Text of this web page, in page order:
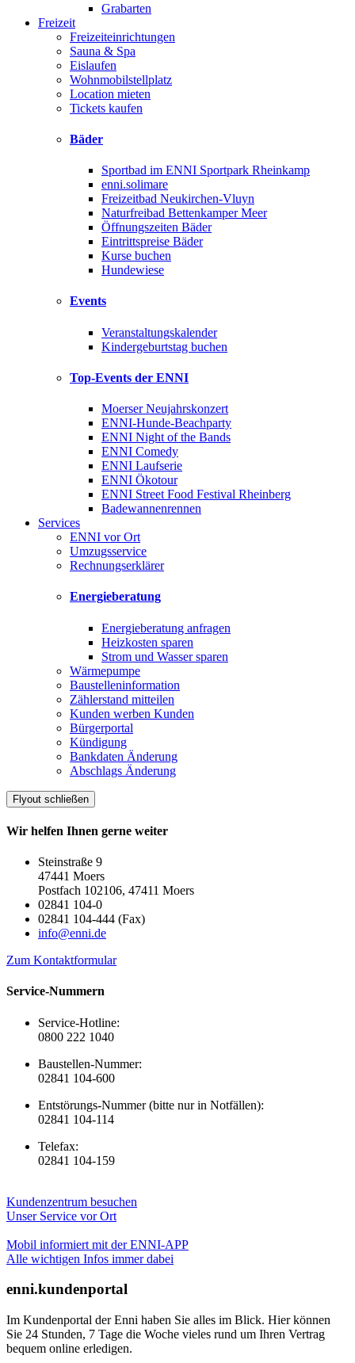
Grabarten
Freizeit
Freizeiteinrichtungen
Sauna & Spa
Eislaufen
Wohnmobilstellplatz
Location mieten
Tickets kaufen
Bäder
Sportbad im ENNI Sportpark Rheinkamp
enni.solimare
Freizeitbad Neukirchen-Vluyn
Naturfreibad Bettenkamper Meer
Öffnungszeiten Bäder
Eintrittspreise Bäder
Kurse buchen
Hundewiese
Events
Veranstaltungskalender
Kindergeburtstag buchen
Top-Events der ENNI
Moerser Neujahrskonzert
ENNI-Hunde-Beachparty
ENNI Night of the Bands
ENNI Comedy
ENNI Laufserie
ENNI Ökotour
ENNI Street Food Festival Rheinberg
Badewannenrennen
Services
ENNI vor Ort
Umzugsservice
Rechnungserklärer
Energieberatung
Energieberatung anfragen
Heizkosten sparen
Strom und Wasser sparen
Wärmepumpe
Baustelleninformation
Zählerstand mitteilen
Kunden werben Kunden
Bürgerportal
Kündigung
Bankdaten Änderung
Abschlags Änderung
Flyout schließen
Wir helfen Ihnen gerne weiter
Steinstraße 9
47441 Moers
Postfach 102106, 47411 Moers
02841 104-0
02841 104-444 (Fax)
info@enni.de
Zum Kontaktformular
Service-Nummern
Service-Hotline:
0800 222 1040
Baustellen-Nummer:
02841 104-600
Entstörungs-Nummer (bitte nur in Notfällen):
02841 104-114
Telefax:
02841 104-159
Kundenzentrum besuchen
Unser Service vor Ort
Mobil informiert mit der ENNI-APP
Alle wichtigen Infos immer dabei
enni.kundenportal
Im Kundenportal der Enni haben Sie alles im Blick. Hier können
Sie 24 Stunden, 7 Tage die Woche vieles rund um Ihren Vertrag
bequem online erledigen.